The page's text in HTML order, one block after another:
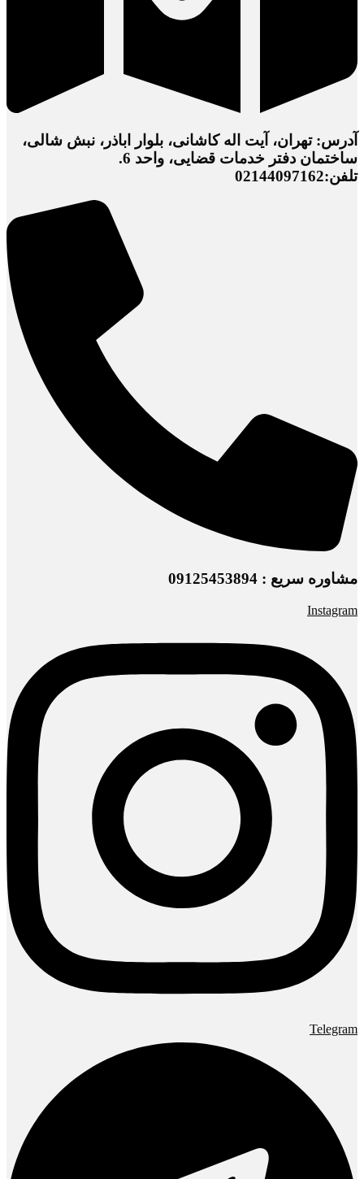
آدرس: تهران، آیت اله کاشانی، بلوار اباذر، نبش شالی،
ساختمان دفتر خدمات قضایی، واحد 6.
تلفن:02144097162
مشاوره سریع : 09125453894
Instagram
Telegram